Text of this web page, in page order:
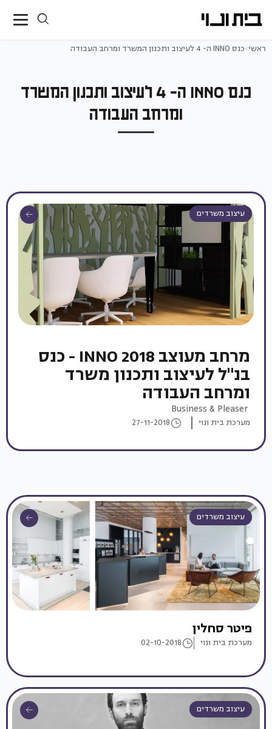
ראשי>כנס INNO ה- 4 לעיצוב ותכנון המשרד ומרחב העבודה
כנס INNO ה- 4 לעיצוב ותכנון המשרד
ומרחב העבודה
עיצוב משרדים
מרחב מעוצב INNO 2018 - כנס
בנ"ל לעיצוב ותכנון משרד
ומרחב העבודה
מערכת בית ונוי 27-11-2018
עיצוב משרדים
פיטר סחלין
מערכת בית ונוי 02-10-2018
עיצוב משרדים